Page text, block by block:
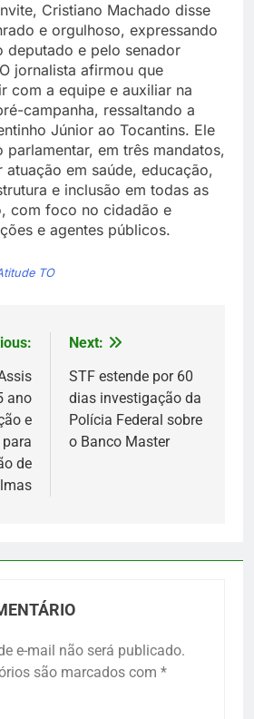
Cristiano Machado disse
e orgulhoso, expressando
deputado e pelo senador
jornalista afirmou que
com a equipe e auxiliar na
campanha, ressaltando a
Júnior ao Tocantins. Ele
parlamentar, em três mandatos,
em saúde, educação,
e inclusão em todas as
com foco no cidadão e
e agentes públicos.
TO
ano
e
de
Next:
STF estende por 60
dias investigação da
Polícia Federal sobre
o Banco Master
e-mail não será publicado.
são marcados com *